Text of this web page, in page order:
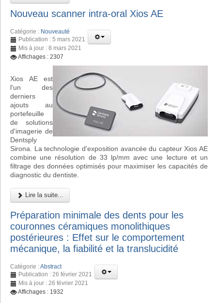
Nouveau scanner intra-oral Xios AE
Catégorie : Nouveauté
Publication : 5 mars 2021
Mis à jour : 8 mars 2021
Affichages : 2307
Xios AE est
l'un des
derniers
ajouts au
portefeuille
de solutions
d'imagerie de
Dentsply
Sirona. La technologie d'exposition avancée du capteur Xios AE
combine une résolution de 33 lp/mm avec une lecture et un
filtrage des données optimisés pour maximiser les capacités de
diagnostic du dentiste.
Lire la suite...
Préparation minimale des dents pour les
couronnes céramiques monolithiques
postérieures : Effet sur le comportement
mécanique, la fiabilité et la translucidité
Catégorie :Abstract
Publication : 26 février 2021
Mis à jour : 26 février 2021
Affichages : 1932